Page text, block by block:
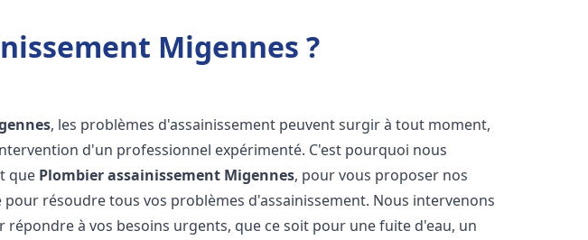
Migennes ?
, les problèmes d'assainissement peuvent surgir à tout moment,
d'un professionnel expérimenté. C'est pourquoi nous
que Plombier assainissement Migennes, pour vous proposer nos
pour résoudre tous vos problèmes d'assainissement. Nous intervenons
répondre à vos besoins urgents, que ce soit pour une fuite d'eau, un